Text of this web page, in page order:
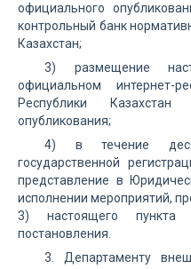
официального
контрольный банк
Казахстан;
3) размещение
официальном интернет-
Республики
опубликования;
4) в течение
государственной
представление в
исполнении мероприятий,
3) настоящего
постановления.
3. Департаменту